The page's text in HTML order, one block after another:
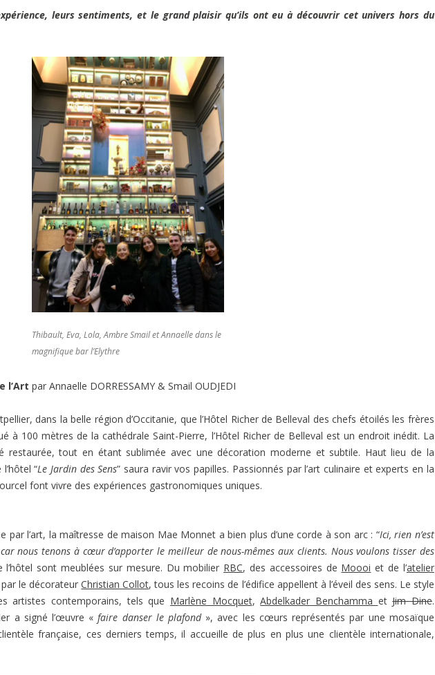
leurs sentiments, et le grand plaisir qu’ils ont eu à découvrir cet univers hors du
Thibault, Eva, Lola, Ambre Smail et Annaelle dans le
magnifique bar l’Elythre
l’Art par Annaelle DORRESSAMY & Smail OUDJEDI
dans la belle région d’Occitanie, que l’Hôtel Richer de Belleval des chefs étoilés les frères
à 100 mètres de la cathédrale Saint-Pierre, l’Hôtel Richer de Belleval est un endroit inédit. La
restaurée, tout en étant sublimée avec une décoration moderne et subtile. Haut lieu de la
“Le Jardin des Sens” saura ravir vos papilles. Passionnés par l’art culinaire et experts en la
font vivre des expériences gastronomiques uniques.
l’art, la maîtresse de maison Mae Monnet a bien plus d’une corde à son arc : “Ici, rien n’est
nous tenons à cœur d’apporter le meilleur de nous-mêmes aux clients. Nous voulons tisser des
sont meublées sur mesure. Du mobilier RBC, des accessoires de Moooi et de l’atelier
le décorateurChristian Collot, tous les recoins de l’édifice appellent à l’éveil des sens. Le style
artistes contemporains, tels que Marlène Mocquet,Abdelkader Benchamma etJim Dine.
a signé l’œuvre « faire danser le plafond », avec les cœurs représentés par une mosaïque
française, ces derniers temps, il accueille de plus en plus une clientèle internationale,